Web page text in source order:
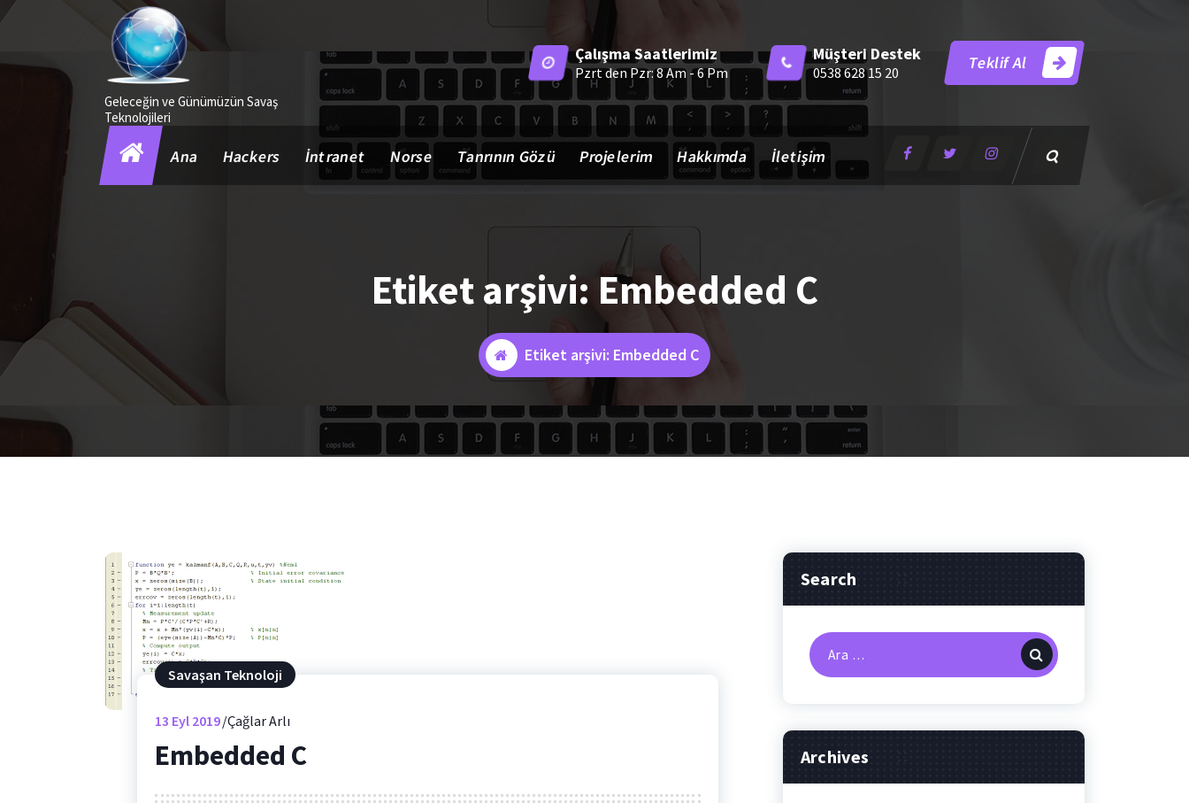
İçeriğe
Geleceğin ve Günümüzün Savaş
Teknolojileri
Çalışma Saatlerimiz
Pzrt den Pzr: 8 Am - 6 Pm
Müşteri Destek
0538 628 15 20 Teklif Al
Ana Hackers İntranet Norse Tanrının Gözü Projelerim Hakkımda İletişim
Etiket arşivi: Embedded C
Etiket arşivi: Embedded C
Savaşan Teknoloji
13 Eyl 2019 Çağlar Arlı
Embedded C
Search
Arama:
Archives